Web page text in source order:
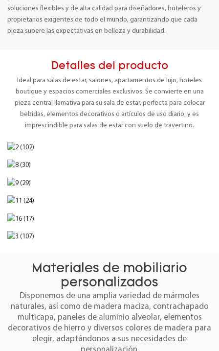
soluciones flexibles y de alta calidad para diseñadores, hoteleros y
propietarios exigentes de todo el mundo, garantizando que cada
pieza supere las expectativas en belleza y durabilidad.
Detalles del producto
Ideal para salas de estar, salones, apartamentos de lujo, hoteles
boutique y espacios comerciales exclusivos. Se convierte en una
pieza central llamativa para su sala de estar, perfecta para colocar
bebidas, elementos decorativos o artículos de uso diario, y es
imprescindible para salas de estar con suelo de travertino.
Materiales de mobiliario
personalizados
Disponemos de una amplia variedad de mármoles
naturales, así como de madera maciza, contrachapado
multicapa, paneles de aluminio alveolar, elementos
decorativos de hierro y diversos colores de madera para
elegir, adaptándonos a sus necesidades de